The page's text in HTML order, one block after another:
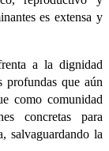
es extensa y
a la dignidad
profundas que aún
como comunidad
concretas para
salvaguardando la